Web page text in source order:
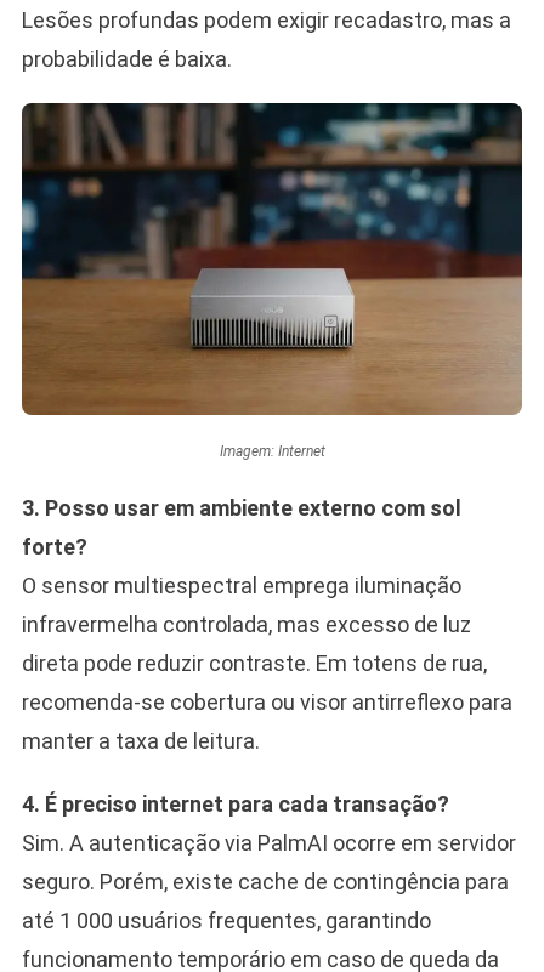
Lesões profundas podem exigir recadastro, mas a
probabilidade é baixa.
Imagem: Internet
3. Posso usar em ambiente externo com sol
forte?
O sensor multiespectral emprega iluminação
infravermelha controlada, mas excesso de luz
direta pode reduzir contraste. Em totens de rua,
recomenda-se cobertura ou visor antirreflexo para
manter a taxa de leitura.
4. É preciso internet para cada transação?
Sim. A autenticação via PalmAI ocorre em servidor
seguro. Porém, existe cache de contingência para
até 1 000 usuários frequentes, garantindo
funcionamento temporário em caso de queda da